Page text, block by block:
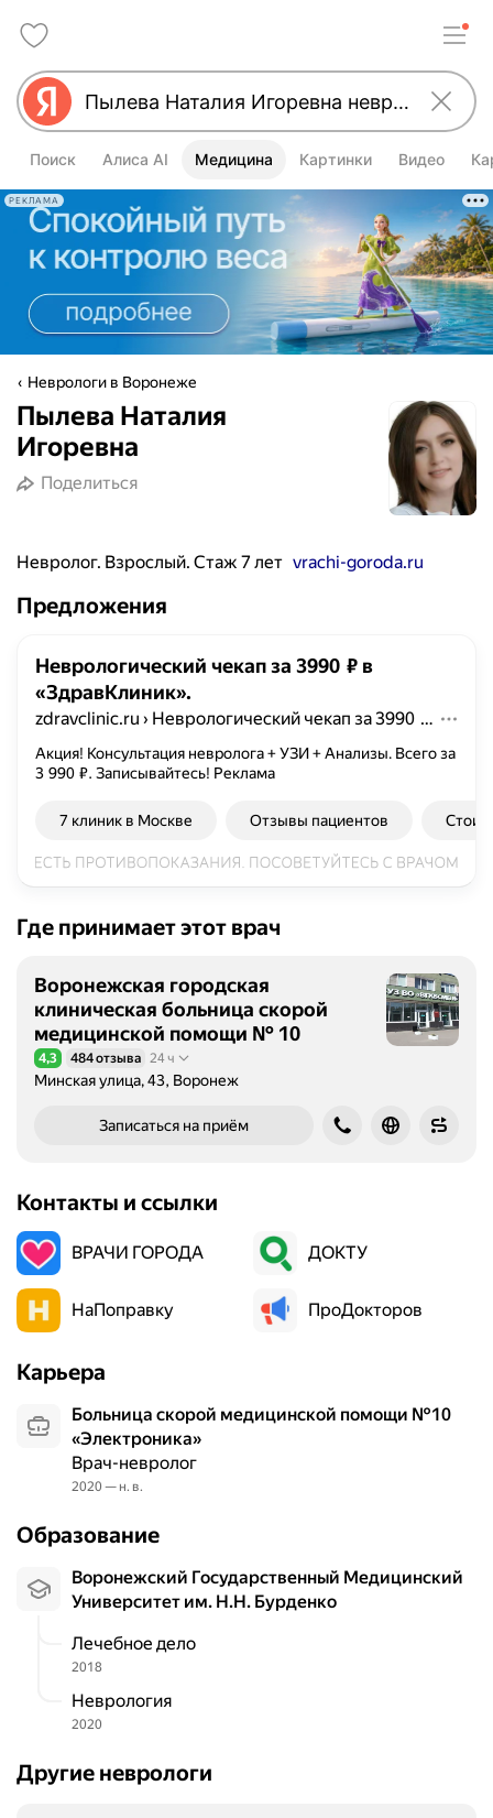
Поиск Алиса AI Медицина Картинки Видео
РЕКЛАМА
Неврологи в Воронеже
Пылева Наталия
Игоревна
Поделиться
Невролог. Взрослый. Стаж 7 лет vrachi-goroda.ru
Предложения
Неврологический чекап за 3990 ₽ в
«ЗдравКлиник».
zdravclinic.ru › Неврологический чекап за 3990 ₽ в «ЗдравКлиник».
Акция! Консультация невролога + УЗИ + Анализы. Всего за
3 990 ₽. Записывайтесь! Реклама
7 клиник в Москве Отзывы пациентов
Где принимает этот врач
Воронежская городская
клиническая больница скорой
медицинской помощи № 10
Рейтинг 4,3 из 5
4,3 484 отзыва 24 ч
Минская улица, 43, Воронеж
Записаться на приём
Контакты и ссылки
ВРАЧИ ГОРОДА ДОКТУ
НаПоправку ПроДокторов
Карьера
Больница скорой медицинской помощи №10
«Электроника»
Врач-невролог
2020 — н. в.
Образование
Воронежский Государственный Медицинский
Университет им. Н.Н. Бурденко
Лечебное дело
2018
Неврология
2020
Другие неврологи